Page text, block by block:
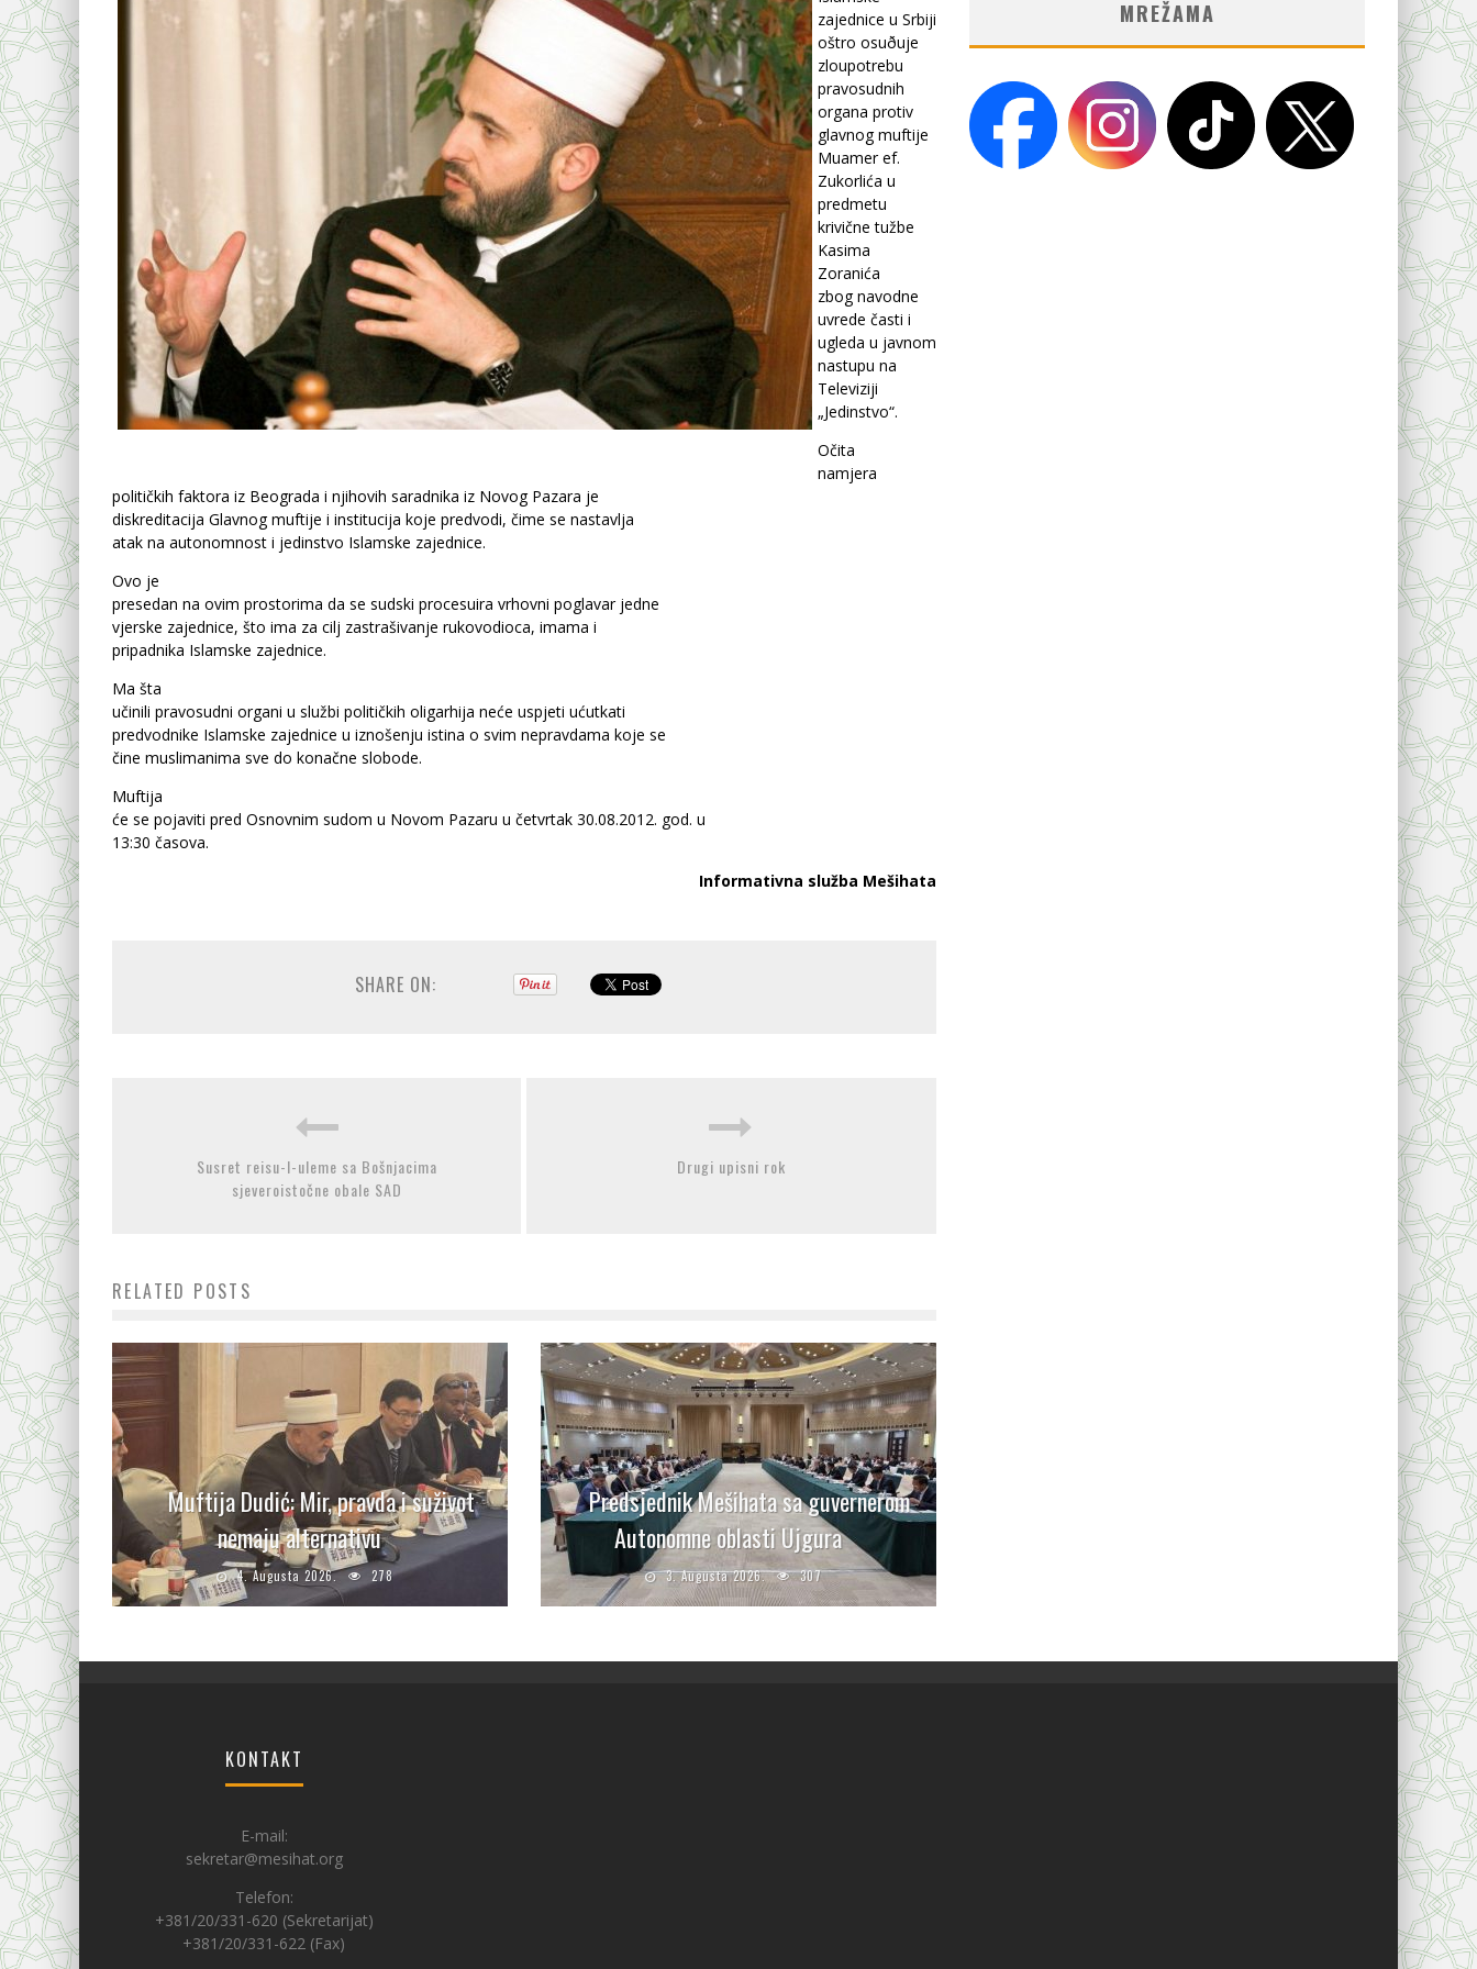
zajednice u Srbiji
oštro osuðuje
zloupotrebu
pravosudnih
organa protiv
glavnog muftije
Muamer ef.
Zukorlića u
predmetu
krivične tužbe
Kasima
Zoranića
zbog navodne
uvrede časti i
ugleda u javnom
nastupu na
Televiziji
„Jedinstvo“.
Očita
namjera
političkih faktora iz Beograda i njihovih saradnika iz Novog Pazara je
diskreditacija Glavnog muftije i institucija koje predvodi, čime se nastavlja
atak na autonomnost i jedinstvo Islamske zajednice.
Ovo je
presedan na ovim prostorima da se sudski procesuira vrhovni poglavar jedne
vjerske zajednice, što ima za cilj zastrašivanje rukovodioca, imama i
pripadnika Islamske zajednice.
Ma šta
učinili pravosudni organi u službi političkih oligarhija neće uspjeti ućutkati
predvodnike Islamske zajednice u iznošenju istina o svim nepravdama koje se
čine muslimanima sve do konačne slobode.
Muftija
će se pojaviti pred Osnovnim sudom u Novom Pazaru u četvrtak 30.08.2012. god. u
13:30 časova.
Informativna služba Mešihata
SHARE ON:
Susret reisu-l-uleme sa Bošnjacima
sjeveroistočne obale SAD
Drugi upisni rok
RELATED POSTS
Muftija Dudić: Mir, pravda i suživot
nemaju alternativu
4. Augusta 2026. 278
Predsjednik Mešihata sa guvernerom
Autonomne oblasti Ujgura
3. Augusta 2026. 307
MREŽAMA
KONTAKT
E-mail:
sekretar@mesihat.org
Telefon:
+381/20/331-620 (Sekretarijat)
+381/20/331-622 (Fax)